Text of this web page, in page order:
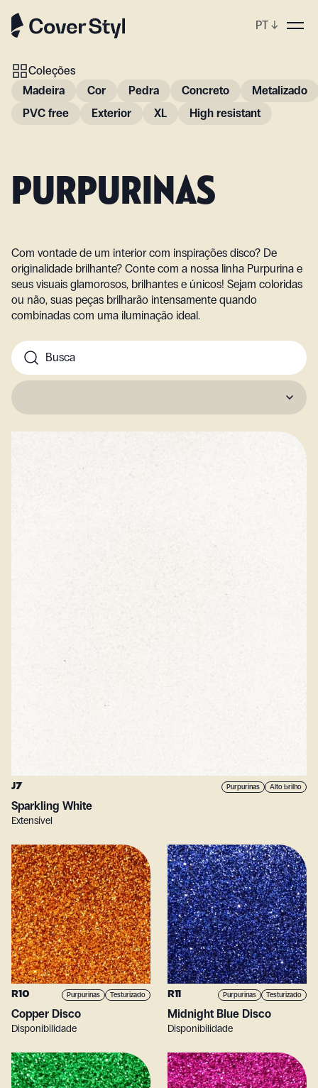
PT ↓
Coleções
Madeira
Cor Pedra Concreto
Metalizado
PVC free
Exterior XL High resistant
PURPURINAS
Com vontade de um interior com inspirações disco? De
originalidade brilhante? Conte com a nossa linha Purpurina e
seus visuais glamorosos, brilhantes e únicos! Sejam coloridas
ou não, suas peças brilharão intensamente quando
combinadas com uma iluminação ideal.
J7 Purpurinas Alto brilho
Sparkling White
Extensível
R10 Purpurinas Testurizado
Copper Disco
Disponibilidade
R11 Purpurinas Testurizado
Midnight Blue Disco
Disponibilidade